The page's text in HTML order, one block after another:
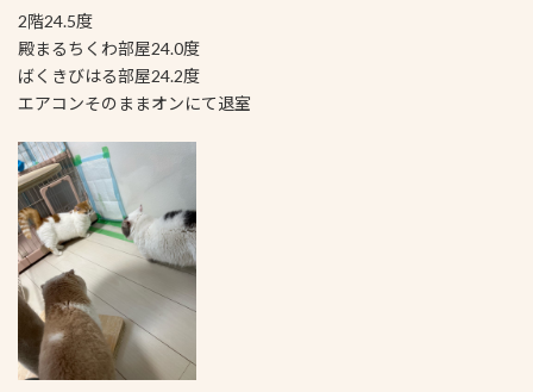
2階24.5度
殿まるちくわ部屋24.0度
ばくきびはる部屋24.2度
エアコンそのままオンにて退室